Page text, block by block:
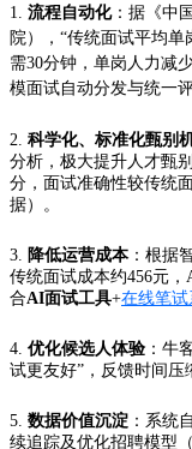
1. 流程自动化：据《中
院），“传统面试平均
需30分钟，单岗人力减
模面试自动分发与统一评
2. 科学化、标准化甄别
分析，极大提升人才甄
分，面试准确性较传统
据）。
3. 降低运营成本：根据
传统面试成本约456元
合AI面试工具+在线笔试
4. 优化候选人体验 ：牛
试更友好”，反馈时间压
5. 数据价值沉淀 ：系统
续追踪及优化招聘模型